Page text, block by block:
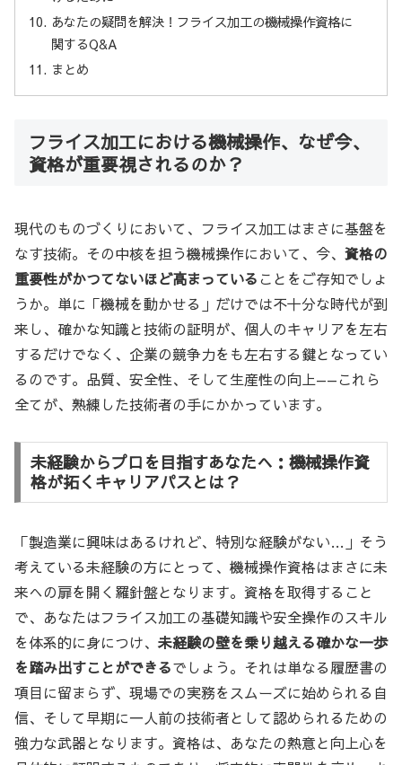
あなたの疑問を解決！フライス加工の機械操作資格に
関するQ&A
まとめ
フライス加工における機械操作、なぜ今、
資格が重要視されるのか？
現代のものづくりにおいて、フライス加工はまさに基盤を
なす技術。その中核を担う機械操作において、今、 資格の
重要性がかつてないほど高まっていることをご存知でしょ
うか。単に「機械を動かせる」だけでは不十分な時代が到
来し、確かな知識と技術の証明が、個人のキャリアを左右
するだけでなく、企業の競争力をも左右する鍵となってい
るのです。品質、安全性、そして生産性の向上——これら
全てが、熟練した技術者の手にかかっています。
未経験からプロを目指すあなたへ：機械操作資
格が拓くキャリアパスとは？
「製造業に興味はあるけれど、特別な経験がない…」そう
考えている未経験の方にとって、機械操作資格はまさに未
来への扉を開く羅針盤となります。資格を取得すること
で、あなたはフライス加工の基礎知識や安全操作のスキル
を体系的に身につけ、 未経験の壁を乗り越える確かな一歩
を踏み出すことができるでしょう。それは単なる履歴書の
項目に留まらず、現場での実務をスムーズに始められる自
信、そして早期に一人前の技術者として認められるための
強力な武器となります。資格は、あなたの熱意と向上心を